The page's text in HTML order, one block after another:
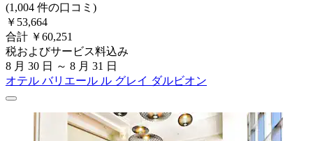
(1,004 件の口コミ)
￥53,664
合計 ￥60,251
税およびサービス料込み
8 月 30 日 ～ 8 月 31 日
オテル バリエール ル グレイ ダルビオン